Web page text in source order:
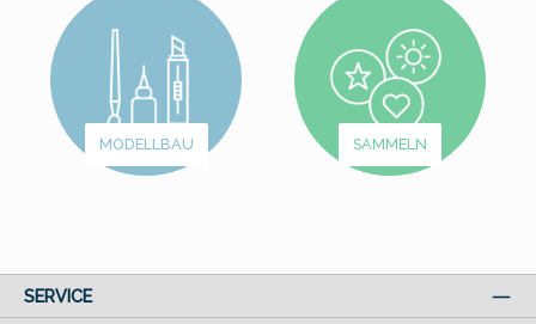
MODELLBAU SAMMELN
SERVICE